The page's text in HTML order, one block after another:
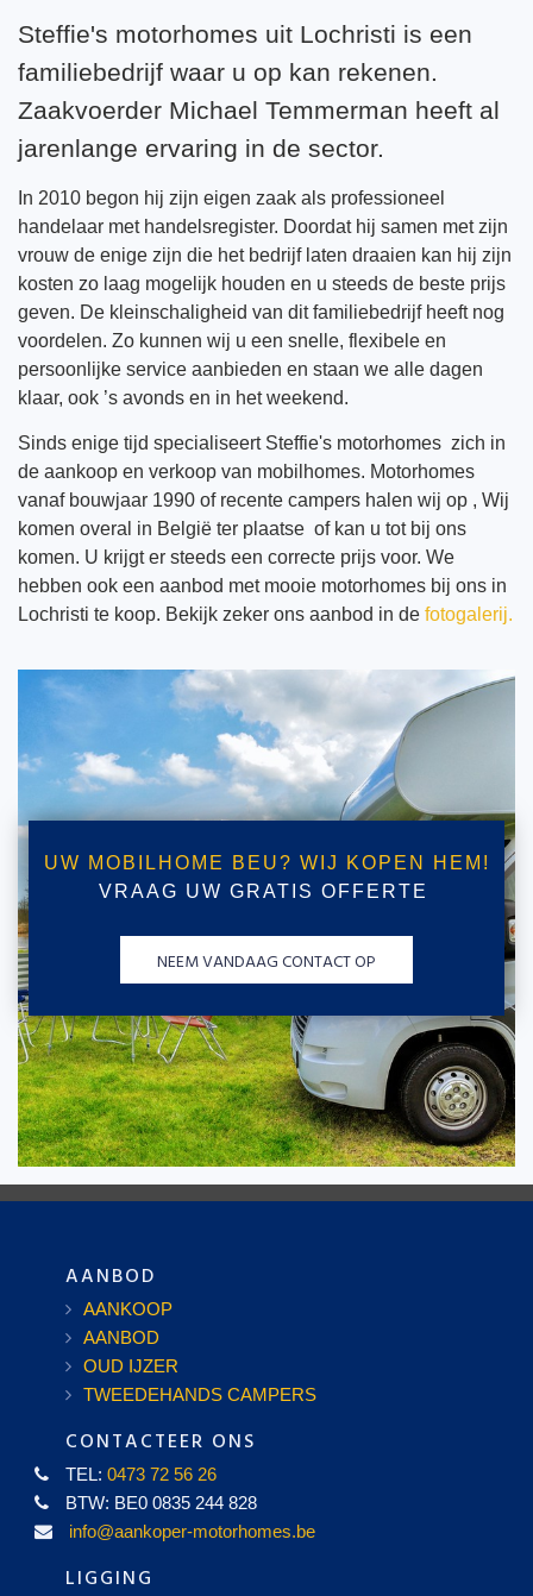
Steffie's motorhomes uit Lochristi is een
familiebedrijf waar u op kan rekenen.
Zaakvoerder Michael Temmerman heeft al
jarenlange ervaring in de sector.
In 2010 begon hij zijn eigen zaak als professioneel
handelaar met handelsregister. Doordat hij samen met zijn
vrouw de enige zijn die het bedrijf laten draaien kan hij zijn
kosten zo laag mogelijk houden en u steeds de beste prijs
geven. De kleinschaligheid van dit familiebedrijf heeft nog
voordelen. Zo kunnen wij u een snelle, flexibele en
persoonlijke service aanbieden en staan we alle dagen
klaar, ook ’s avonds en in het weekend.
Sinds enige tijd specialiseert Steffie's motorhomes zich in
de aankoop en verkoop van mobilhomes. Motorhomes
vanaf bouwjaar 1990 of recente campers halen wij op , Wij
komen overal in België ter plaatse of kan u tot bij ons
komen. U krijgt er steeds een correcte prijs voor. We
hebben ook een aanbod met mooie motorhomes bij ons in
Lochristi te koop. Bekijk zeker ons aanbod in de fotogalerij.
UW MOBILHOME BEU? WIJ KOPEN HEM!
VRAAG UW GRATIS OFFERTE
NEEM VANDAAG CONTACT OP
AANBOD
AANKOOP
AANBOD
OUD IJZER
TWEEDEHANDS CAMPERS
CONTACTEER ONS
TEL: 0473 72 56 26
BTW: BE0 0835 244 828
info@aankoper-motorhomes.be
LIGGING